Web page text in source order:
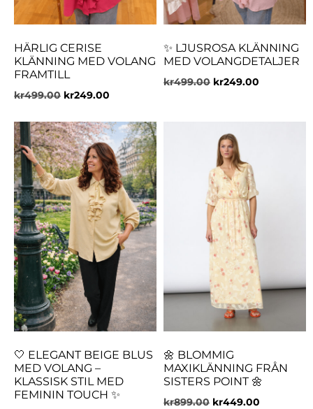
HÄRLIG CERISE
KLÄNNING MED VOLANG
FRAMTILL
kr499.00 kr249.00
✨ LJUSROSA KLÄNNING
MED VOLANGDETALJER
kr499.00 kr249.00
🤍 ELEGANT BEIGE BLUS
MED VOLANG –
KLASSISK STIL MED
FEMININ TOUCH ✨
🌼 BLOMMIG
MAXIKLÄNNING FRÅN
SISTERS POINT 🌼
kr899.00 kr449.00